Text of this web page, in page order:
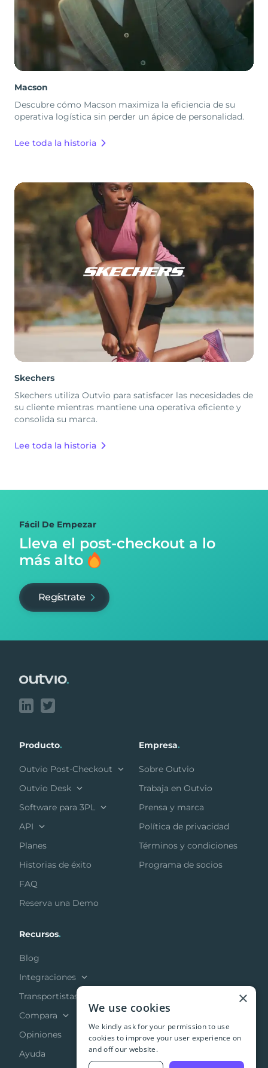
Macson
Descubre cómo Macson maximiza la eficiencia de su
operativa logística sin perder un ápice de personalidad.
Lee toda la historia
Skechers
Skechers utiliza Outvio para satisfacer las necesidades de
su cliente mientras mantiene una operativa eficiente y
consolida su marca.
Lee toda la historia
Fácil De Empezar
Lleva el post-checkout a lo
más alto
Regístrate
Producto.
Outvio Post-Checkout
Outvio Desk
Software para 3PL
API
Planes
Historias de éxito
FAQ
Reserva una Demo
Empresa.
Sobre Outvio
Trabaja en Outvio
Prensa y marca
Política de privacidad
Términos y condiciones
Programa de socios
Recursos.
Blog
Integraciones
Transportistas
Compara
Opiniones
Ayuda
×
We use cookies
We kindly ask for your permission to use
cookies to improve your user experience on
and off our website.